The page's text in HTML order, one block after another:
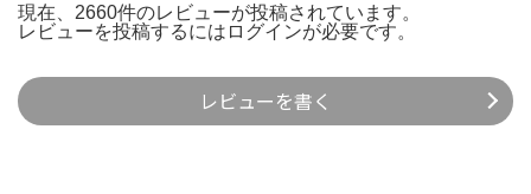
現在、2660件のレビューが投稿されています。
レビューを投稿するには ログインが必要です。
レビューを書く